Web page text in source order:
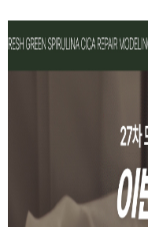
페이코 ID로 페